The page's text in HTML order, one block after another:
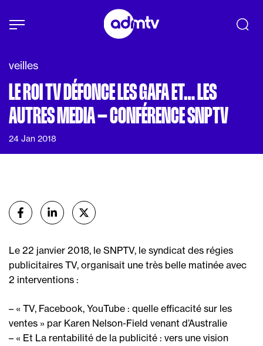
Aller au contenu principal
veilles
LE ROI TV DÉFONCE LES GAFA ET… LES
AUTRES MEDIA – CONFÉRENCE SNPTV
24 Jan 2018
Partager
sur Facebook
sur Linkedinsur X (Twitter)
Le 22 janvier 2018, le SNPTV, le syndicat des régies
publicitaires TV, organisait une très belle matinée avec
2 interventions :
– « TV, Facebook, YouTube : quelle efficacité sur les
ventes » par Karen Nelson-Field venant d’Australie
– « Et La rentabilité de la publicité : vers une vision
Panneau de gestion des cookies